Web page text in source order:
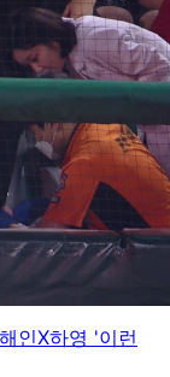
인X하영 '이런